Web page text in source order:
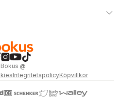
Bokus @
IntegritetspolicyKöpvillkor